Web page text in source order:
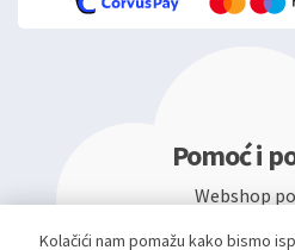
Pomoć i
Webshop
Kolačići nam pomažu kako bismo